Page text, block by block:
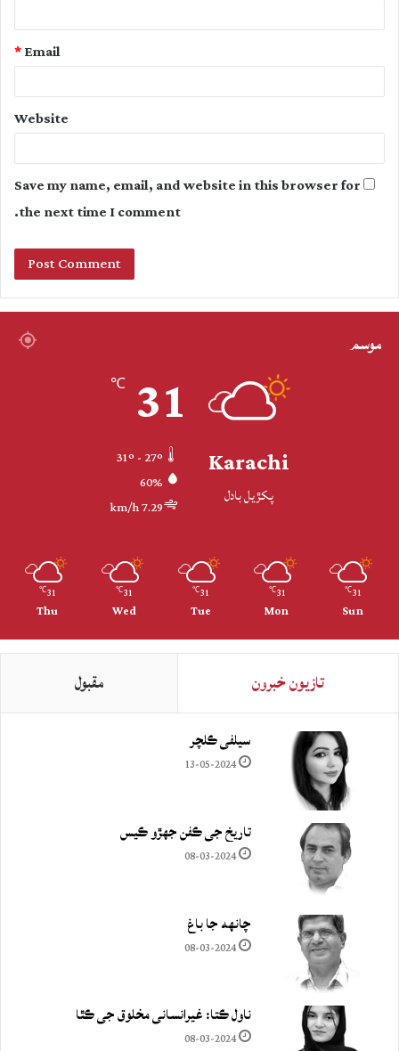
Email
*
Website
Save my name, email, and website in this browser for
the next time I comment.
موسم
Karachi
پکڙيل بادل
31
℃
60%
7.29 km/h
31
℃
Sun
31
℃
Mon
31
℃
Tue
31
℃
Wed
31
℃
Thu
تازيون خبرون مقبول
سيلفي ڪلچر
13-05-2024
تاريخ جي ڪفن جھڙو ڪيس
08-03-2024
چانهه جا باغ
08-03-2024
ناول ڪتا: غيرانساني مخلوق جي ڪٿا
08-03-2024